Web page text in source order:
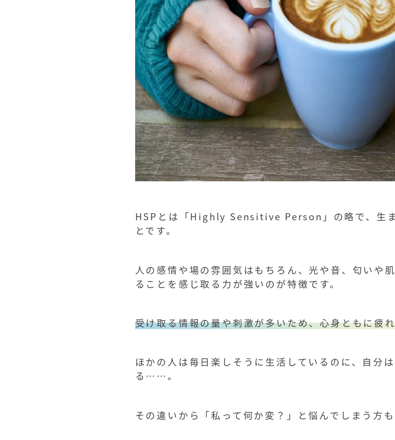
HSPとは「Highly Sensitive Person」の略で、生
とです。
人の感情や場の雰囲気はもちろん、光や音、匂いや
ることを感じ取る力が強いのが特徴です。
受け取る情報の量や刺激が多いため、心身ともに疲
ほかの人は毎日楽しそうに生活しているのに、自分
る……。
その違いから「私って何か変？」と悩んでしまう方